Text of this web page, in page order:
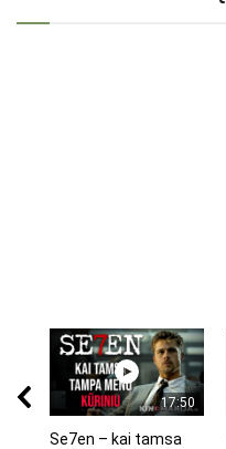
17:50
Se7en – kai tamsa